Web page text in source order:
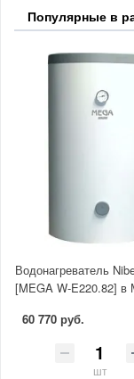
Популярные в
Водонагреватель
[MEGA W-E220.82] в
60 770 руб.
шт